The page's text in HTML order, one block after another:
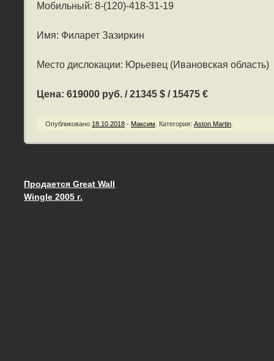
Мобильный: 8-(120)-418-31-19
Имя: Филарет Зазиркин
Место дислокации: Юрьевец (Ивановская область)
Цена: 619000 руб. / 21345 $ / 15475 €
Опубликовано 18.10.2018 - Максим Категория: Aston Martin
Запись навигация
Продается Great Wall
Wingle 2005 г.